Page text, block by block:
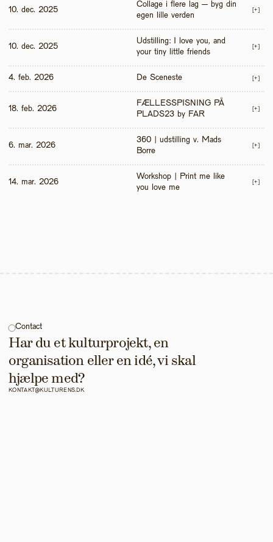
10. dec. 2025
Collage i flere lag – byg din
egen lille verden
[+]
10. dec. 2025
Udstilling: I love you, and
your tiny little friends
[+]
4. feb. 2026 De Sceneste [+]
18. feb. 2026
FÆLLESSPISNING PÅ
PLADS23 by FAR
[+]
6. mar. 2026
360 | udstilling v. Mads
Borre
[+]
14. mar. 2026
Workshop | Print me like
you love me
[+]
Contact
Har du et kulturprojekt, en
organisation eller en idé, vi skal
hjælpe med?
KONTAKT@KULTURENS.DK